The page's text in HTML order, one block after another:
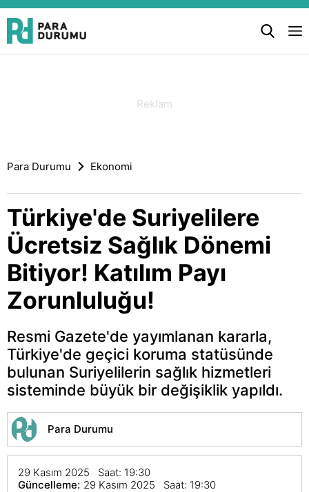
Para Durumu Ekonomi
Türkiye'de Suriyelilere
Ücretsiz Sağlık Dönemi
Bitiyor! Katılım Payı
Zorunluluğu!
Resmi Gazete'de yayımlanan kararla,
Türkiye'de geçici koruma statüsünde
bulunan Suriyelilerin sağlık hizmetleri
sisteminde büyük bir değişiklik yapıldı.
Para Durumu
29 Kasım 2025 Saat: 19:30
Güncelleme: 29 Kasım 2025 Saat: 19:30